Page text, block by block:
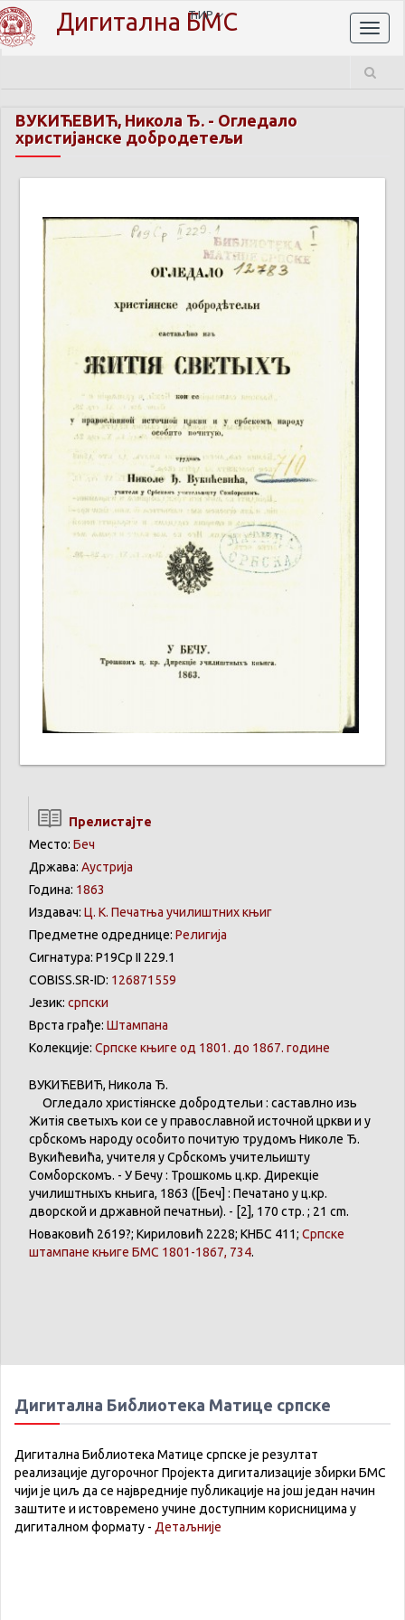
Дигитална БМС
ЋИР
ВУКИЋЕВИЋ, Никола Ђ. - Огледало
христијанске добродетељи
Прелистајте
Место: Беч
Држава: Аустрија
Година: 1863
Издавач: Ц. К. Печатња училиштних књиг
Предметне одреднице: Религија
Сигнатура: Р19Ср II 229.1
COBISS.SR-ID: 126871559
Језик: српски
Врста грађе: Штампана
Колекције: Српске књиге од 1801. до 1867. године
ВУКИЋЕВИЋ, Никола Ђ.
Огледало христіянске добродѣтельи : саставлѣно изь
Житія светыхъ кои се управославной источной цркви и у
србскомъ народуособито почитую трудомъ Николе Ђ.
Вукићевића, учителя уСрбскомъ учительишту
Сомборскомъ. - УБечу: Трошкомь ц.кр. Дирекціе
училиштныхъ кньига, 1863 ([Беч] : Печатано у ц.кр.
дворской и државной печатньи). - [2], 170 стр. ; 21 cm.
Новаковић 2619?; Кириловић 2228; КНБС 411; Српске
штампане књиге БМС 1801-1867, 734.
Дигитална Библиотека Матице српске
Дигитална Библиотека Матице српске је резултат
реализације дугорочног Пројекта дигитализације збирки БМС
чији је циљ да се највредније публикације на још један начин
заштите и истовремено учине доступним корисницима у
дигиталном формату - Детаљније